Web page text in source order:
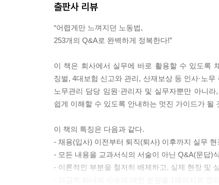
03 상시 4명 이하 사업장에서도 반드시 1일 8시간,
04 1주 40시간 사업장의 경우에도 토요일 근무를
05 연장근로는 회사가 일방적으로 시킬 수 있나요?
06 평일에 12시간까지 연장근무를 시켰는데 휴일
[야간근로 및 휴일근로]
[휴게시간의 개념 및 법정휴게시간]
08 휴게시간은 언제, 어떻게, 얼마나 주어야 하나요
출판사 리뷰
“어렵게만 느껴지던 노동법,
253개의 Q&A로 완벽하게 정복한다!”
이 책은 회사에서 실무에 바로 활용할 수 있도록
징벌, 4대보험 신고와 관리, 산재보상 등 인사·노
노무관리 담당 임원·관리자 및 실무자뿐만 아니
쉽게 이해할 수 있도록 안내하는 멋진 가이드가 될
이 책의 특징은 다음과 같다.
- 채용(입사) 이전부터 퇴직(퇴사) 이후까지 실무
- 모든 내용을 교과서식의 서술이 아닌 Q&A(문답)
- 이론적인 부분을 철저히 배제하고, 실제 현장 및